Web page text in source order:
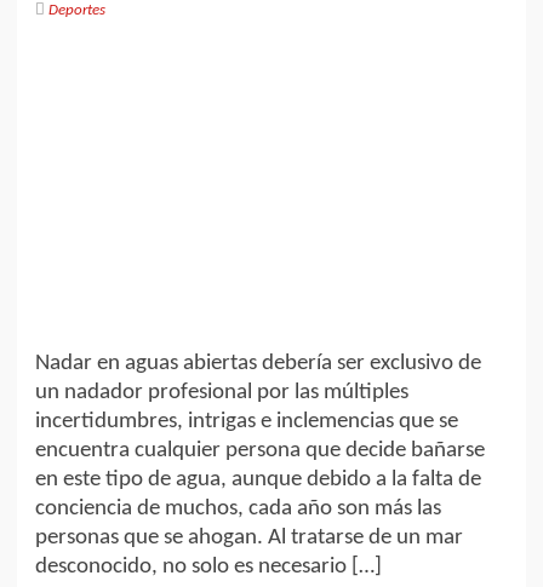
Deportes
Nadar en aguas abiertas debería ser exclusivo de
un nadador profesional por las múltiples
incertidumbres, intrigas e inclemencias que se
encuentra cualquier persona que decide bañarse
en este tipo de agua, aunque debido a la falta de
conciencia de muchos, cada año son más las
personas que se ahogan. Al tratarse de un mar
desconocido, no solo es necesario […]